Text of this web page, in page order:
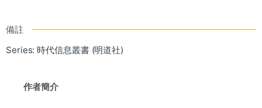
作者簡介
備註
Series: 時代信息叢書 (明道社)